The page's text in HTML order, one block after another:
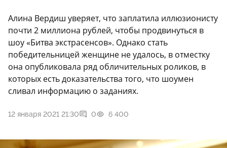
Алина Вердиш уверяет, что заплатила иллюзионисту
почти 2 миллиона рублей, чтобы продвинуться в
шоу «Битва экстрасенсов». Однако стать
победительницей женщине не удалось, в отместку
она опубликовала ряд обличительных роликов, в
которых есть доказательства того, что шоумен
сливал информацию о заданиях.
12 января 2021 21:30 0 6 400